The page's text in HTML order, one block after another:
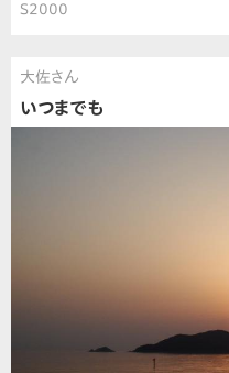
S2000
大佐さん
いつまでも